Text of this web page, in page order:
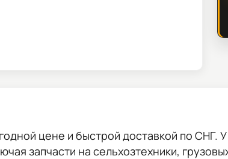
цене и быстрой доставкой по СНГ.
запчасти на сельхозтехники,